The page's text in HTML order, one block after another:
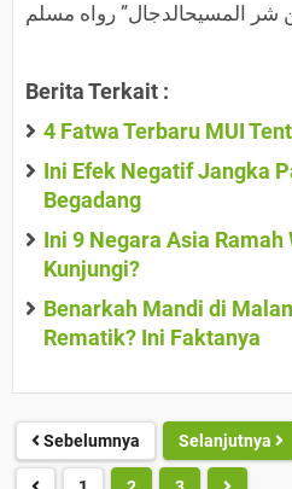
شر المسيحالدجال” رواه مسلم
Berita Terkait :
4 Fatwa Terbaru MUI
Ini Efek Negatif Jangka
Begadang
Ini 9 Negara Asia
Kunjungi?
Benarkah Mandi di
Rematik? Ini Faktanya
Sebelumnya Selanjutnya